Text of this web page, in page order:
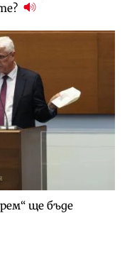
ще бъде